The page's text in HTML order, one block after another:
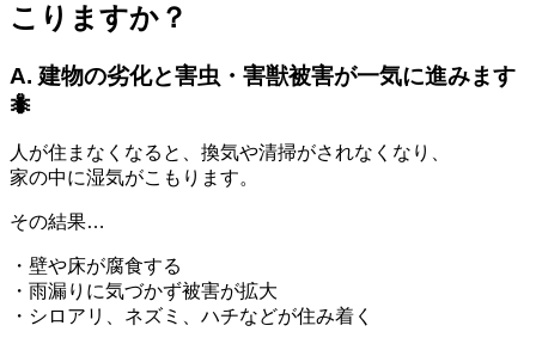
こりますか？
A. 建物の劣化と害虫・害獣被害が一気に進みます
🐜
人が住まなくなると、換気や清掃がされなくなり、
家の中に湿気がこもります。
その結果…
・壁や床が腐食する
・雨漏りに気づかず被害が拡大
・シロアリ、ネズミ、ハチなどが住み着く